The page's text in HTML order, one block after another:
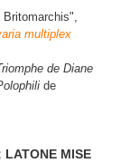
Britomarchis",
multiplex
de Diane
de
LATONE MISE